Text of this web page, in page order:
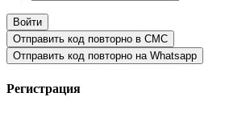
Войти
Отправить код повторно в СМС
Отправить код повторно на Whatsapp
Регистрация